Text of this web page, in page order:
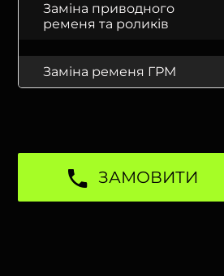
Заміна приводного
ременя та роликів
Заміна ременя ГРМ
ЗАМОВИТИ